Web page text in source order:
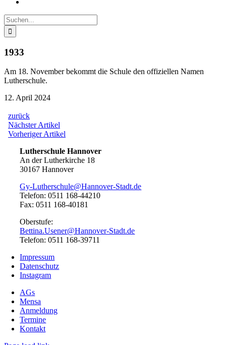
Suche
nach:
1933
Am 18. November bekommt die Schule den offiziellen Namen
Lutherschule.
12. April 2024
zurück
Beitragsnavigation
Nächster Artikel
Artikel:
Vorheriger Artikel
Lutherschule Hannover
An der Lutherkirche 18
30167 Hannover
Gy-Lutherschule@Hannover-Stadt.de
Telefon: 0511 168-44210
Fax: 0511 168-40181
Oberstufe:
Bettina.Usener@Hannover-Stadt.de
Telefon: 0511 168-39711
Impressum
Datenschutz
Instagram
AGs
Mensa
Anmeldung
Termine
Kontakt